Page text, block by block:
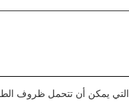
التي يمكن أن تتحمل ظروف